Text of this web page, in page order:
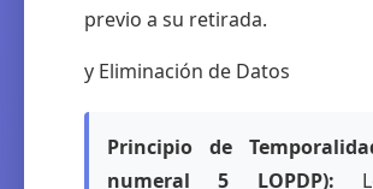
previo a su retirada.
y Eliminación de Datos
Principio de
numeral 5 LOPDP):